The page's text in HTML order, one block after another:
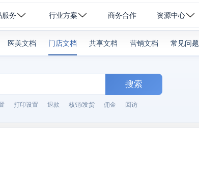
服务 行业方案 商务合作 资源中心
医美文档 门店文档 共享文档 营销文档 常见问题
搜索
打印设置 退款 核销/发货 佣金 回访